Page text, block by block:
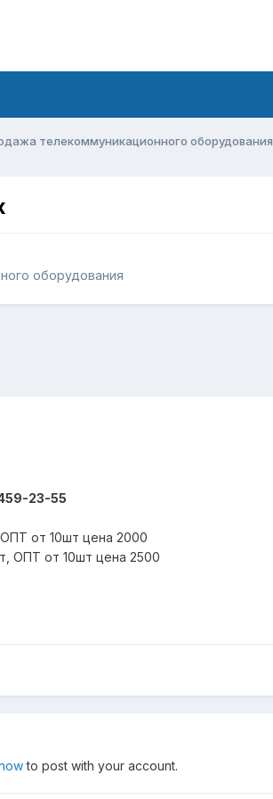
телекоммуникационного оборудования
оборудования
23-55
ОПТ от 10шт цена 2000
ОПТ от 10шт цена 2500
to post with your account.